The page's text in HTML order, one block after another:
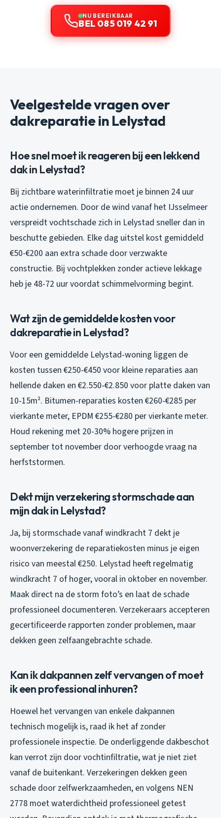
NU BEREIKBAAR
BEL 085 019 42 91
Veelgestelde vragen over
dakreparatie in Lelystad
Hoe snel moet ik reageren bij een lekkend
dak in Lelystad?
Bij zichtbare waterinfiltratie moet je binnen 24 uur
actie ondernemen. Door de wind vanaf het IJsselmeer
verspreidt vochtschade zich in Lelystad sneller dan in
beschutte gebieden. Elke dag uitstel kost gemiddeld
€50-€200 aan extra schade door verzwakte
constructie. Bij vochtplekken zonder actieve lekkage
heb je 48-72 uur voordat schimmelvorming begint.
Wat zijn de gemiddelde kosten voor
dakreparatie in Lelystad?
Voor een gemiddelde Lelystad-woning liggen de
kosten tussen €250-€450 voor kleine reparaties aan
hellende daken en €2.550-€2.850 voor platte daken van
10-15m². Bitumen-reparaties kosten €260-€285 per
vierkante meter, EPDM €255-€280 per vierkante meter.
Houd rekening met 20-30% hogere prijzen in
september tot november door verhoogde vraag na
herfststormen.
Dekt mijn verzekering stormschade aan
mijn dak in Lelystad?
Ja, bij stormschade vanaf windkracht 7 dekt je
woonverzekering de reparatiekosten minus je eigen
risico van meestal €250. Lelystad heeft regelmatig
windkracht 7 of hoger, vooral in oktober en november.
Maak direct na de storm foto’s en laat de schade
professioneel documenteren. Verzekeraars accepteren
gecertificeerde rapporten zonder problemen, maar
dekken geen zelfaangebrachte schade.
Kan ik dakpannen zelf vervangen of moet
ik een professional inhuren?
Hoewel het vervangen van enkele dakpannen
technisch mogelijk is, raad ik het af zonder
professionele inspectie. De onderliggende dakbeschot
kan verrot zijn door vochtinfiltratie, wat je niet ziet
vanaf de buitenkant. Verzekeringen dekken geen
schade door zelfwerkzaamheden, en volgens NEN
2778 moet waterdichtheid professioneel getest